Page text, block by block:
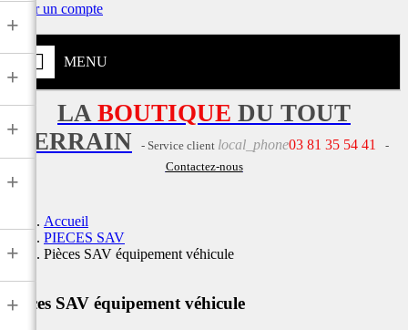
Créer un compte
MENU
+
+
+
+
+
+
LA BOUTIQUE DU TOUT
TERRAIN
- Service client local_phone03 81 35 54 41
-
Contactez-nous
Accueil
PIECES SAV
Pièces SAV équipement véhicule
Pièces SAV équipement véhicule